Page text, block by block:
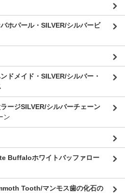
ホパール・SILVER/シルバービ
ドメイド・SILVER/シルバー・
ージSILVER/シルバーチェーン
ン
Buffaloホワイトバッファロー
Tooth/マンモス歯の化石の